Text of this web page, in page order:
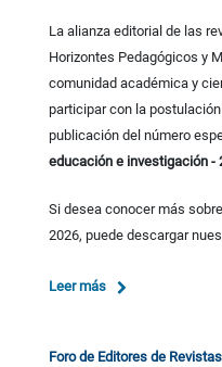
La alianza editorial de las
Horizontes Pedagógicos y
comunidad académica y
participar con la
publicación del número
educación e investigación -
Si desea conocer más
2026, puede descargar
Leer más
Foro de Editores de